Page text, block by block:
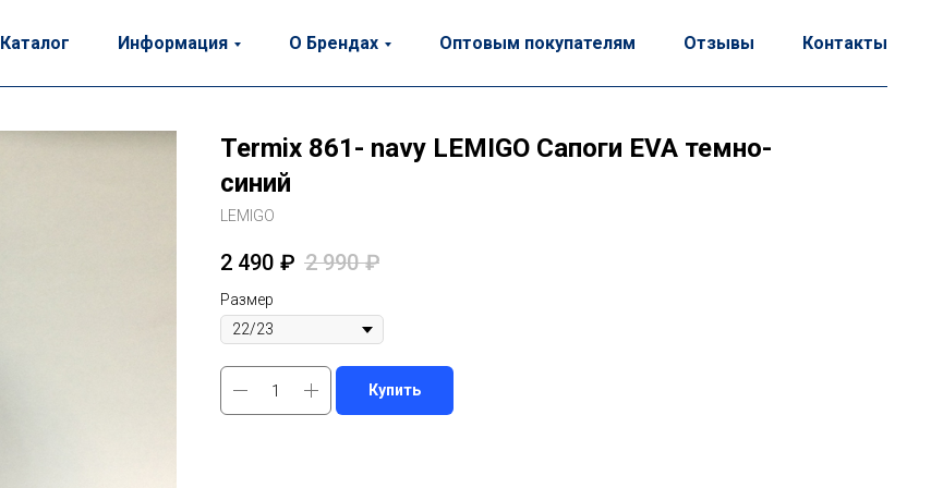
Каталог Информация О Брендах Оптовым покупателям Отзывы Контакты
Termix 861- navy LEMIGO Сапоги EVA темно-
синий
LEMIGO
2 490 ₽ 2 990 ₽
Размер
Купить